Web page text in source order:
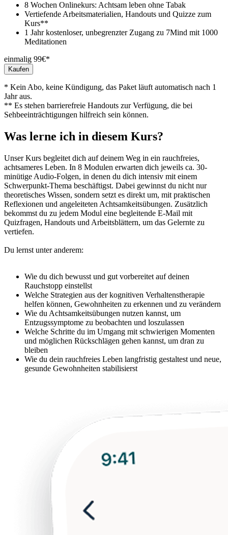
8 Wochen Onlinekurs: Achtsam leben ohne Tabak
Vertiefende Arbeitsmaterialien, Handouts und Quizze zum
Kurs**
1 Jahr kostenloser, unbegrenzter Zugang zu 7Mind mit 1000
Meditationen
einmalig 99€*
Kaufen
* Kein Abo, keine Kündigung, das Paket läuft automatisch nach 1
Jahr aus.
** Es stehen barrierefreie Handouts zur Verfügung, die bei
Sehbeeinträchtigungen hilfreich sein können.
Was lerne ich in diesem Kurs?
Unser Kurs begleitet dich auf deinem Weg in ein rauchfreies,
achtsameres Leben. In 8 Modulen erwarten dich jeweils ca. 30-
minütige Audio-Folgen, in denen du dich intensiv mit einem
Schwerpunkt-Thema beschäftigst. Dabei gewinnst du nicht nur
theoretisches Wissen, sondern setzt es direkt um, mit praktischen
Reflexionen und angeleiteten Achtsamkeitsübungen. Zusätzlich
bekommst du zu jedem Modul eine begleitende E-Mail mit
Quizfragen, Handouts und Arbeitsblättern, um das Gelernte zu
vertiefen.
Du lernst unter anderem:
Wie du dich bewusst und gut vorbereitet auf deinen
Rauchstopp einstellst
Welche Strategien aus der kognitiven Verhaltenstherapie
helfen können, Gewohnheiten zu erkennen und zu verändern
Wie du Achtsamkeitsübungen nutzen kannst, um
Entzugssymptome zu beobachten und loszulassen
Welche Schritte du im Umgang mit schwierigen Momenten
und möglichen Rückschlägen gehen kannst, um dran zu
bleiben
Wie du dein rauchfreies Leben langfristig gestaltest und neue,
gesunde Gewohnheiten stabilisierst